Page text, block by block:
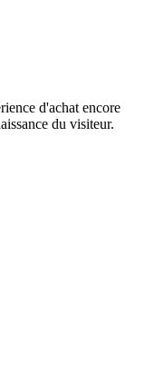
d'achat encore
du visiteur.